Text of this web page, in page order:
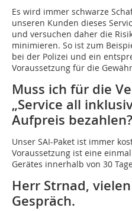
Es wird immer schwarze
unseren Kunden dieses
und versuchen daher die
minimieren. So ist zum
bei der Polizei und ein
Voraussetzung für die
Muss ich für die
„Service all
Aufpreis bezahlen?
Unser SAI-Paket ist immer
Voraussetzung ist eine
Gerätes innerhalb von 30
Herr Strnad,
Gespräch.